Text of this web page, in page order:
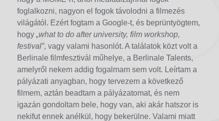
foglalkozni, nagyon el fogok távolodni a filmezés
világától. Ezért fogtam a Google-t, és beprüntyögtem,
hogy „what to do after university, film workshop,
festival”, vagy valami hasonlót. A találatok közt volt a
Berlinale filmfesztivál műhelye, a Berlinale Talents,
amelyről nekem addig fogalmam sem volt. Leírtam a
pályázati anyagban, hogy tervezem a következő
filmem, aztán beadtam a pályázatomat, és nem
igazán gondoltam bele, hogy van, aki akár hatszor is
nekifut ennek anélkül, hogy bekerülne. Valami miatt